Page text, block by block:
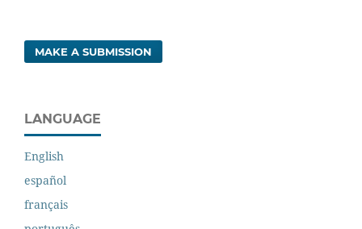
MAKE A SUBMISSION
LANGUAGE
English
español
français